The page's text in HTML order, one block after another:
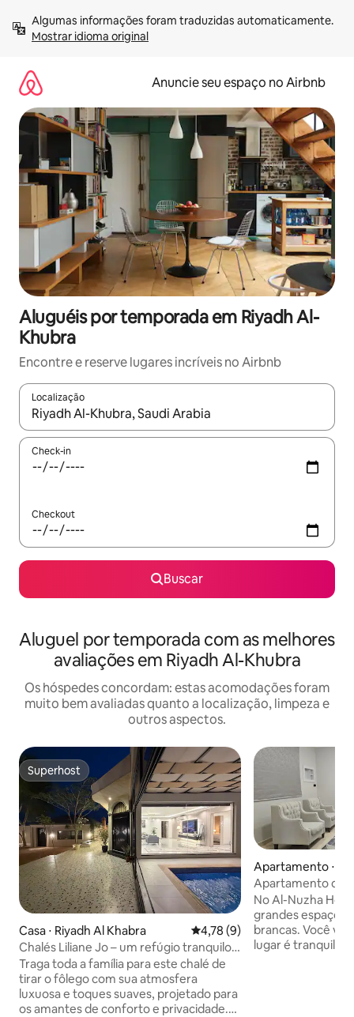
para
Mostrar idioma original
Anuncie seu espaço no Airbnb
Aluguéis por temporada em Riyadh Al-
Khubra
Encontre e reserve lugares incríveis no Airbnb
Localização
Quando os resultados estiverem disponíveis, explore-os
Check-in
Checkout
Buscar
Aluguel por temporada com as melhores
avaliações em Riyadh Al-Khubra
Os hóspedes concordam: estas acomodações foram
muito bem avaliadas quanto a localização, limpeza e
outros aspectos.
Superhost
Superhost
Casa ⋅ Riyadh Al Khabra 4,78 de uma avaliação média
4,78 (9)
Chalés Liliane Jo – um refúgio tranquilo
para quem busca conforto e privacidade
Traga toda a família para este chalé de
tirar o fôlego com sua atmosfera
luxuosa e toques suaves, projetado para
os amantes de conforto e privacidade.
Apartamento ⋅
Apartamento de
sala e cozinha
No Al-Nuzha
grandes espaços
brancas. Você vai
lugar é tranquilo